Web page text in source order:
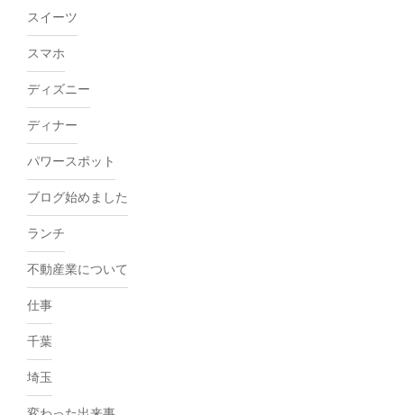
スイーツ
スマホ
ディズニー
ディナー
パワースポット
ブログ始めました
ランチ
不動産業について
仕事
千葉
埼玉